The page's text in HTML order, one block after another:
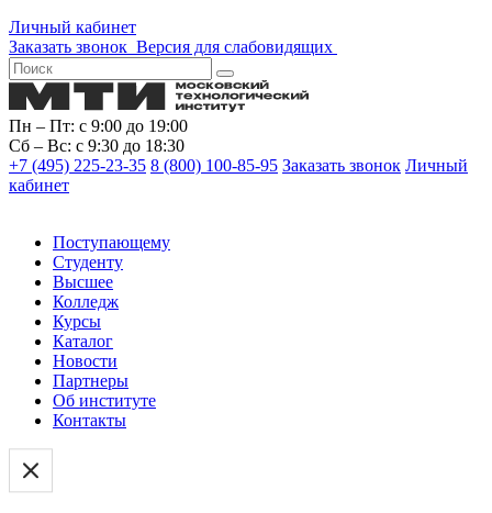
Личный кабинет
Заказать звонок Версия для слабовидящих
Пн – Пт: с 9:00 до 19:00
Сб – Вс: с 9:30 до 18:30
+7 (495) 225-23-35 8 (800) 100-85-95 Заказать звонок Личный
кабинет
Поступающему
Студенту
Высшее
Колледж
Курсы
Каталог
Новости
Партнеры
Об институте
Контакты